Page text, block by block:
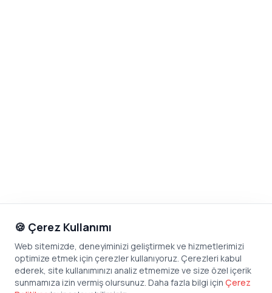
🍪 Çerez Kullanımı
Web sitemizde, deneyiminizi geliştirmek ve hizmetlerimizi
optimize etmek için çerezler kullanıyoruz. Çerezleri kabul
ederek, site kullanımınızı analiz etmemize ve size özel içerik
sunmamıza izin vermiş olursunuz. Daha fazla bilgi için Çerez